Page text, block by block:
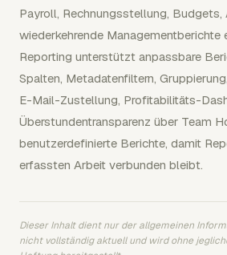
Payroll, Rechnungsstellung, Budgets,
wiederkehrende Managementberichte
Reporting unterstützt anpassbare
Spalten, Metadatenfiltern,
E-Mail-Zustellung, Profitabilitäts-
Überstundentransparenz über Team
benutzerdefinierte Berichte, damit
erfassten Arbeit verbunden bleibt.
Dieser Inhalt dient nur der allgemeinen
nicht vollständig aktuell und wird ohne